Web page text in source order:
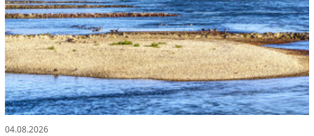
04.08.2026